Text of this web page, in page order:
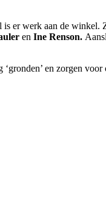
er werk aan de
en Ine Renson.
‘gronden’ en zorgen